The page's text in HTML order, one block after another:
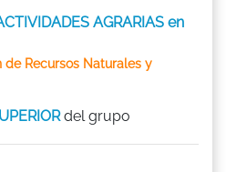
AGRARIAS en
de Recursos Naturales y
del grupo